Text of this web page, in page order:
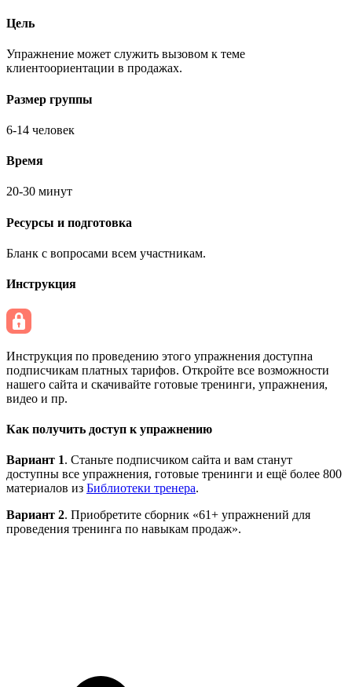
Цель
Упражнение может служить вызовом к теме
клиентоориентации в продажах.
Размер группы
6-14 человек
Время
20-30 минут
Ресурсы и подготовка
Бланк с вопросами всем участникам.
Инструкция
Инструкция по проведению этого упражнения доступна
подписчикам платных тарифов. Откройте все возможности
нашего сайта и скачивайте готовые тренинги, упражнения,
видео и пр.
Как получить доступ к упражнению
Вариант 1. Станьте подписчиком сайта и вам станут
доступны все упражнения, готовые тренинги и ещё более 800
материалов из Библиотеки тренера.
Вариант 2. Приобретите сборник «61+ упражнений для
проведения тренинга по навыкам продаж».